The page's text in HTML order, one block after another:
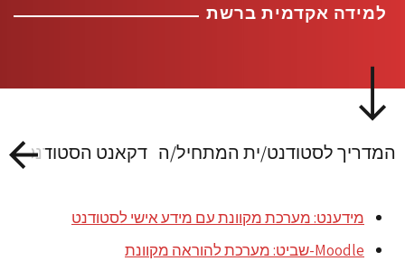
למידה אקדמית ברשת
המדריך לסטודנט/ית המתחיל/ה דקאנט
מידענט: מערכת מקוונת עם מידע אישי לסטודנט
Moodle-שביט: מערכת להוראה מקוונת